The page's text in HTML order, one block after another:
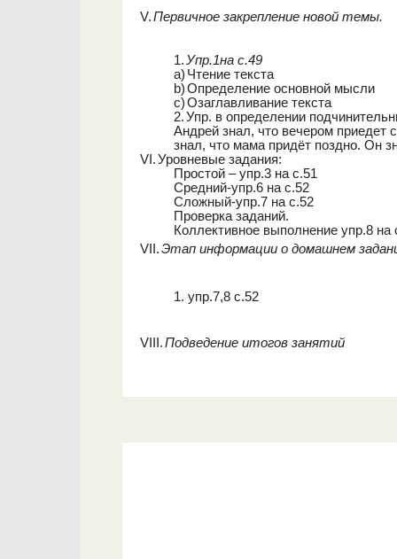
V.Первичное закрепление новой темы.
1.Упр.1на с.49
a) Чтение текста
b)Определение основной мысли
c)Озаглавливание текста
2.Упр. в определении
Андрей знал, что вечером приедет
знал, что мама придёт поздно. Он
VI.Уровневые задания:
Простой – упр.3 на с.51
Средний-упр.6 на с.52
Сложный-упр.7 на с.52
Проверка заданий.
Коллективное выполнение упр.8 на
VII.Этап информации о домашнем
1. упр.7,8 с.52
VIII.Подведение итогов занятий